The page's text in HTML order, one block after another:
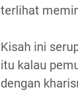
terlihat
Kisah ini
itu kalau
dengan